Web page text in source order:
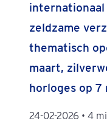
internationaal
zeldzame
thematisch
maart,
horloges op 7
24-02-2026 • 4